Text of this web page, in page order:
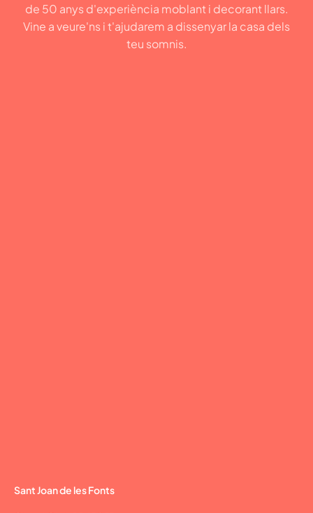
de 50 anys d'experiència moblant i decorant llars.
Vine a veure'ns i t'ajudarem a dissenyar la casa dels
teu somnis.
Sant Joan de les Fonts